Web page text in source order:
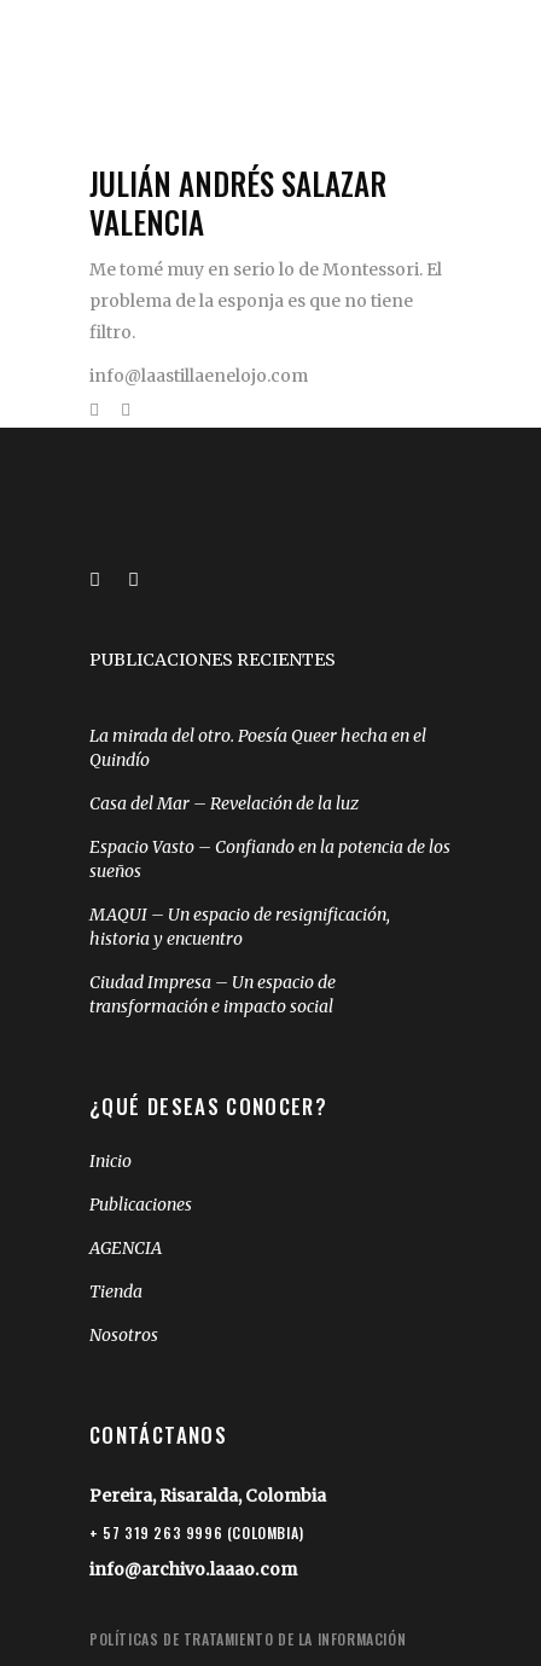
JULIÁN ANDRÉS SALAZAR
VALENCIA
Me tomé muy en serio lo de Montessori. El
problema de la esponja es que no tiene
filtro.
info@laastillaenelojo.com
PUBLICACIONES RECIENTES
La mirada del otro. Poesía Queer hecha en el
Quindío
Casa del Mar – Revelación de la luz
Espacio Vasto – Confiando en la potencia de los
sueños
MAQUI – Un espacio de resignificación,
historia y encuentro
Ciudad Impresa – Un espacio de
transformación e impacto social
¿QUÉ DESEAS CONOCER?
Inicio
Publicaciones
AGENCIA
Tienda
Nosotros
CONTÁCTANOS
Pereira, Risaralda, Colombia
+ 57 319 263 9996 (COLOMBIA)
info@archivo.laaao.com
POLÍTICAS DE TRATAMIENTO DE LA INFORMACIÓN